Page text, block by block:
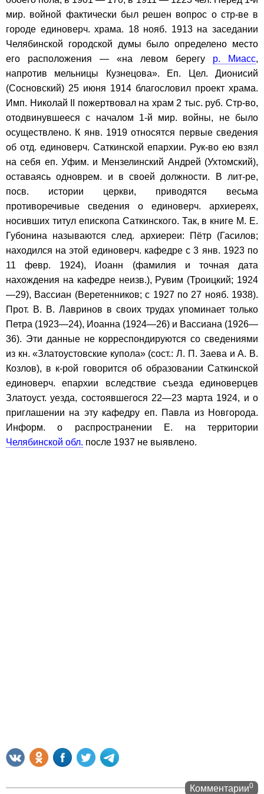
мир. войной фактически был решен вопрос о стр-ве в
городе единоверч. храма. 18 нояб. 1913 на заседании
Челябинской городской думы было определено место
его расположения — «на левом берегу р. Миасс,
напротив мельницы Кузнецова». Еп. Цел. Дионисий
(Сосновский) 25 июня 1914 благословил проект храма.
Имп. Николай II пожертвовал на храм 2 тыс. руб. Стр-во,
отодвинувшееся с началом 1-й мир. войны, не было
осуществлено. К янв. 1919 относятся первые сведения
об отд. единоверч. Саткинской епархии. Рук-во ею взял
на себя еп. Уфим. и Мензелинский Андрей (Ухтомский),
оставаясь одноврем. и в своей должности. В лит-ре,
посв. истории церкви, приводятся весьма
противоречивые сведения о единоверч. архиереях,
носивших титул епископа Саткинского. Так, в книге М. Е.
Губонина называются след. архиереи: Пётр (Гасилов;
находился на этой единоверч. кафедре с 3 янв. 1923 по
11 февр. 1924), Иоанн (фамилия и точная дата
нахождения на кафедре неизв.), Рувим (Троицкий; 1924
—29), Вассиан (Веретенников; с 1927 по 27 нояб. 1938).
Прот. В. В. Лавринов в своих трудах упоминает только
Петра (1923—24), Иоанна (1924—26) и Вассиана (1926—
36). Эти данные не корреспондируются со сведениями
из кн. «Златоустовские купола» (сост.: Л. П. Заева и А. В.
Козлов), в к-рой говорится об образовании Саткинской
единоверч. епархии вследствие съезда единоверцев
Златоуст. уезда, состоявшегося 22—23 марта 1924, и о
приглашении на эту кафедру еп. Павла из Новгорода.
Информ. о распространении Е. на территории
Челябинской обл. после 1937 не выявлено.
Комментарии0